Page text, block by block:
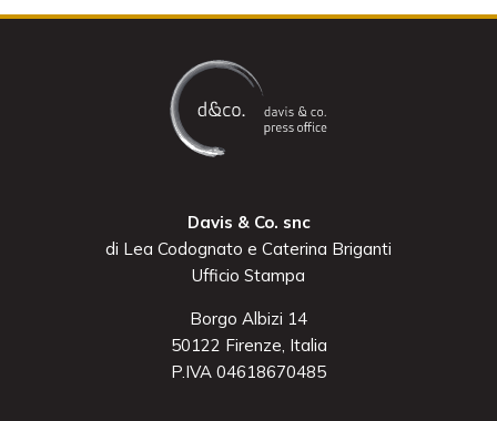
Davis & Co. snc
di Lea Codognato e Caterina Briganti
Ufficio Stampa
Borgo Albizi 14
50122 Firenze, Italia
P.IVA 04618670485